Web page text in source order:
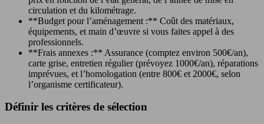
circulation et du kilométrage.
**Budget pour l’aménagement :** Coût des matériaux,
équipements, et main d’œuvre si vous faites appel à des
professionnels.
**Frais annexes :** Assurance (comptez environ 500€/an),
carte grise, entretien régulier (prévoyez 1000€/an), réparations
imprévues, et l’homologation (entre 800€ et 2000€, selon
l’organisme certificateur).
Définir les critères de sélection